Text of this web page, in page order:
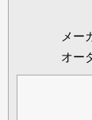
メー
オー